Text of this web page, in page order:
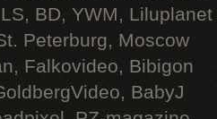
BD, YWM, Liluplanet
Peterburg, Moscow
Falkovideo, Bibigon
BabyJ